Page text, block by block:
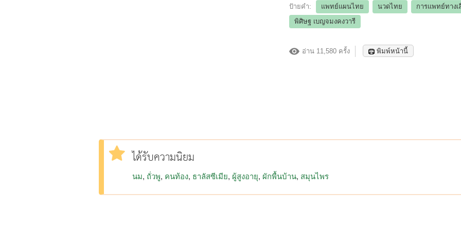
ป้ายคำ: แพทย์แผนไทย นวดไทย การแพทย์ทางเ
พิศิษฐ เบญจมงคงวารี
อ่าน 11,580 ครั้ง พิมพ์หน้านี้
ได้รับความนิยม
นม ถั่วพู คนท้อง ธาลัสซีเมีย ผู้สูงอายุ ผักพื้นบ้าน สมุนไพร